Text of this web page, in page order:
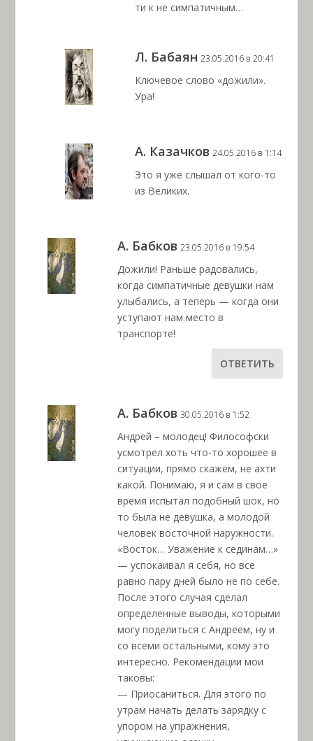
ти к не симпатичным…
Л. Бабаян 23.05.2016 в 20:41
Ключевое слово «дожили».
Ура!
А. Казачков 24.05.2016 в 1:14
Это я уже слышал от кого-то
из Великих.
А. Бабков 23.05.2016 в 19:54
Дожили! Раньше радовались,
когда симпатичные девушки нам
улыбались, а теперь — когда они
уступают нам место в
транспорте!
ОТВЕТИТЬ
А. Бабков 30.05.2016 в 1:52
Андрей – молодец! Философски
усмотрел хоть что-то хорошее в
ситуации, прямо скажем, не ахти
какой. Понимаю, я и сам в свое
время испытал подобный шок, но
то была не девушка, а молодой
человек восточной наружности.
«Восток… Уважение к сединам…»
— успокаивал я себя, но все
равно пару дней было не по себе.
После этого случая сделал
определенные выводы, которыми
могу поделиться с Андреем, ну и
со всеми остальными, кому это
интересно. Рекомендации мои
таковы:
— Приосаниться. Для этого по
утрам начать делать зарядку с
упором на упражнения,